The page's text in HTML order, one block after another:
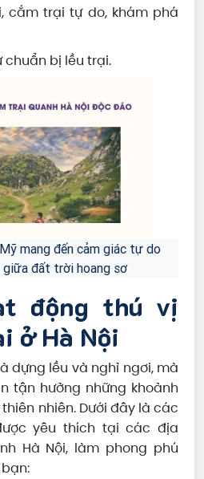
cắm trại tự do, khám phá
chuẩn bị lều trại.
mang đến cảm giác tự do
giữa đất trời hoang sơ
động thú vị
ở Hà Nội
dựng lều và nghỉ ngơi, mà
tận hưởng những khoảnh
nhiên. Dưới đây là các
yêu thích tại các địa
Hà Nội, làm phong phú